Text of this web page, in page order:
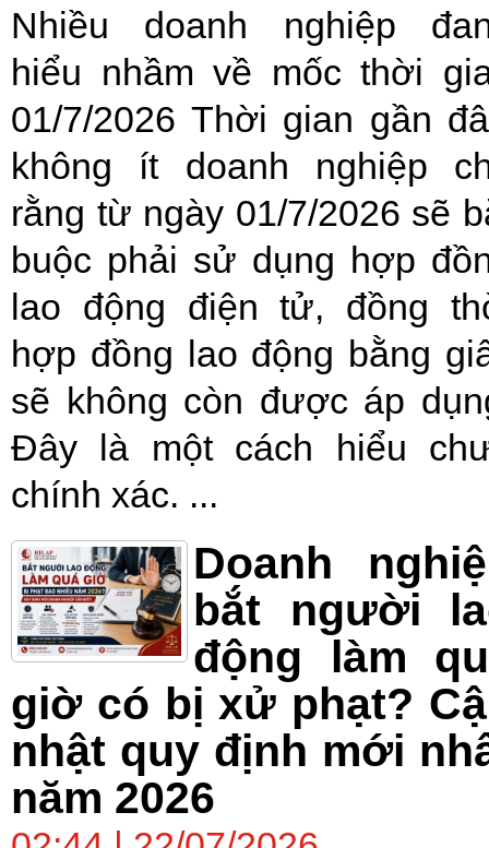
Nhiều doanh nghiệp
hiểu nhầm về mốc thời
01/7/2026 Thời gian gần
không ít doanh nghiệp
rằng từ ngày 01/7/2026 sẽ
buộc phải sử dụng hợp
lao động điện tử, đồng
hợp đồng lao động bằng
sẽ không còn được áp
Đây là một cách hiểu
chính xác. ...
Doanh
bắt người
động làm
giờ có bị xử phạt?
nhật quy định mới
năm 2026